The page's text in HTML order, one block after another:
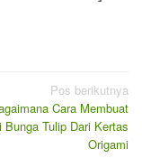
Pos berikutnya
Cara Membuat
Bunga Tulip Dari Kertas
Origami